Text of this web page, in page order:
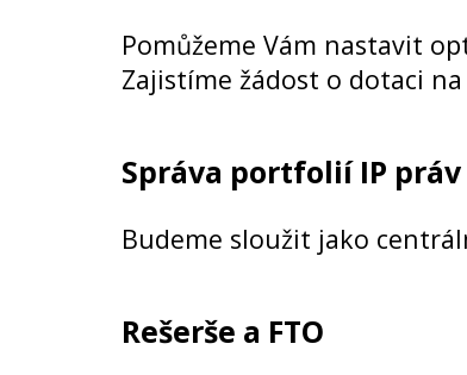
Pomůžeme Vám nastavit
Zajistíme žádost o dotaci na
Správa portfolií IP práv
Budeme sloužit jako
Rešerše a FTO